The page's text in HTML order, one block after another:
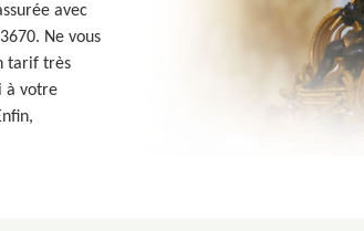
avec
Ne vous
tarif très
à votre